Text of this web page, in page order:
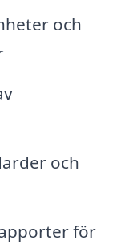
och
och
för